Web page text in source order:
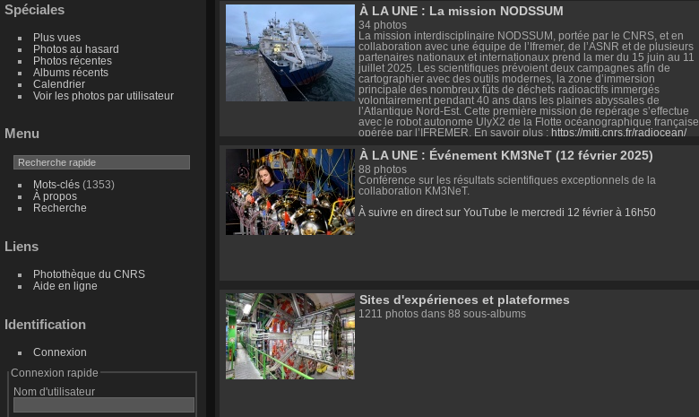
Spéciales
Plus vues
Photos au hasard
Photos récentes
Albums récents
Calendrier
Voir les photos par utilisateur
Menu
Mots-clés(1353)
À propos
Recherche
Liens
Photothèque du CNRS
Aide en ligne
Identification
Connexion
Connexion rapide
Nom d'utilisateur
(CPPM, L2IT, LUPM et CC-IN2P3) le CPT (CNRS Physique) et le LAM
(CNRS Terre & Univers).
https://www.eps-hep2025.eu/
À LA UNE : La mission NODSSUM
34 photos
La mission interdisciplinaire NODSSUM, portée par le CNRS, et en
collaboration avec une équipe de l’Ifremer, de l’ASNR et de plusieurs
partenaires nationaux et internationaux prend la mer du 15 juin au 11
juillet 2025. Les scientifiques prévoient deux campagnes afin de
cartographier avec des outils modernes, la zone d’immersion
principale des nombreux fûts de déchets radioactifs immergés
volontairement pendant 40 ans dans les plaines abyssales de
l’Atlantique Nord-Est. Cette première mission de repérage s’effectue
avec le robot autonome UlyX2 de la Flotte océanographique française,
opérée par l’IFREMER. En savoir plus : https://miti.cnrs.fr/radiocean/
À LA UNE : Événement KM3NeT (12 février 2025)
88 photos
Conférence sur les résultats scientifiques exceptionnels de la
collaboration KM3NeT.
À suivre en direct sur YouTube le mercredi 12 février à 16h50
Sites d'expériences et plateformes
1211 photos dans 88 sous-albums